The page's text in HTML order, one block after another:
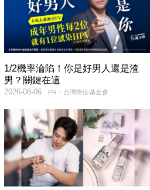
1/2機率淪陷！你是好男人還是渣
男？關鍵在這
PR・台灣癌症基金會
2026-08-06